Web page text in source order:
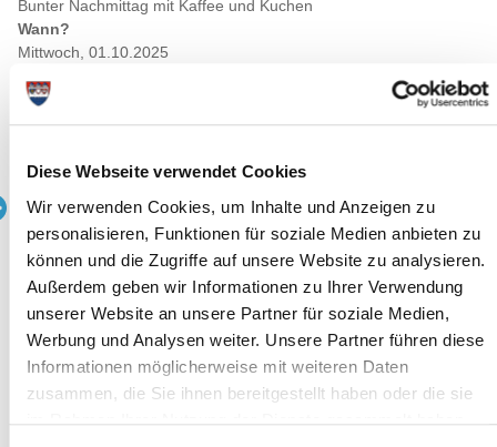
Diese Webseite verwendet Cookies
Wir verwenden Cookies, um Inhalte und Anzeigen zu
personalisieren, Funktionen für soziale Medien anbieten zu
können und die Zugriffe auf unsere Website zu analysieren.
Außerdem geben wir Informationen zu Ihrer Verwendung
unserer Website an unsere Partner für soziale Medien,
Werbung und Analysen weiter. Unsere Partner führen diese
Informationen möglicherweise mit weiteren Daten
zusammen, die Sie ihnen bereitgestellt haben oder die sie
Bunter Nachmittag mit Kaffee und Kuchen
Wann?
Mittwoch, 01.10.2025
15:00 Uhr - 16:30 Uhr
Wo genau?
Kategorie:
Quelle : Tina Kkampe
Langbeschreibung
Quelle